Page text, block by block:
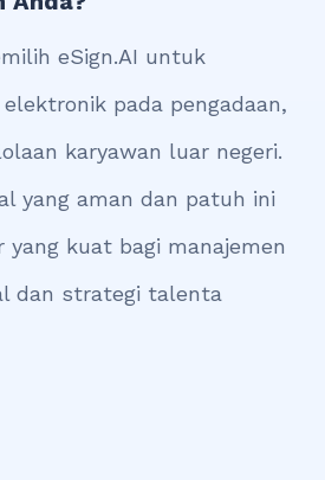
eSign.AI untuk
pada pengadaan,
karyawan luar negeri.
yang aman dan patuh ini
yang kuat bagi manajemen
dan strategi talenta